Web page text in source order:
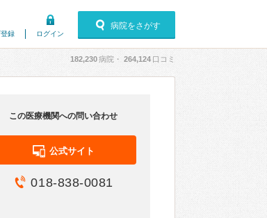
録 ログイン
病院をさがす
182,230病院・ 264,124 口コミ
この医療機関への問い合わせ
公式サイト
018-838-0081